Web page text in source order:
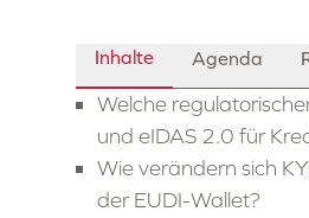
Inhalte Agenda
Welche
und eIDAS 2.0 für
Wie verändern sich
der EUDI-Wallet?